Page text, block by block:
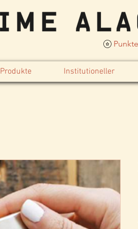
Produkte Institutioneller